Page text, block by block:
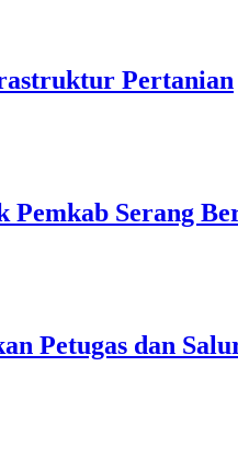
Pertanian
Serang
Petugas dan